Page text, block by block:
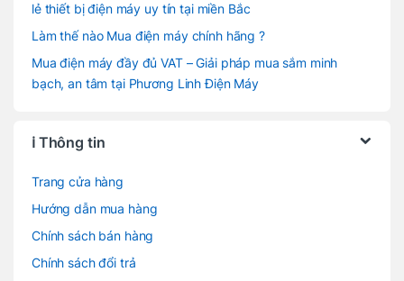
lẻ thiết bị điện máy uy tín tại miền Bắc
Làm thế nào Mua điện máy chính hãng ?
Mua điện máy đầy đủ VAT – Giải pháp mua sắm minh
bạch, an tâm tại Phương Linh Điện Máy
ℹ️ Thông tin
Trang cửa hàng
Hướng dẫn mua hàng
Chính sách bán hàng
Chính sách đổi trả